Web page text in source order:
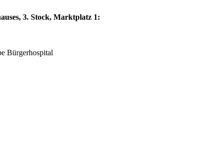
3. Stock, Marktplatz 1:
Bürgerhospital